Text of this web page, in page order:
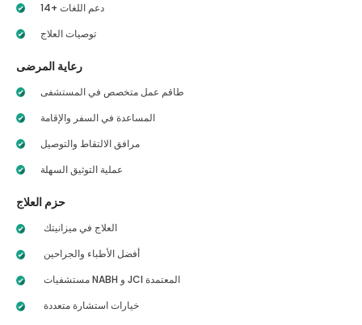
14+ دعم اللغات
توصيات العلاج
رعاية المرضى
طاقم عمل متخصص في المستشفى
المساعدة في السفر والإقامة
مرافق الالتقاط والتوصيل
عملية التوثيق السهلة
حزم العلاج
العلاج في ميزانيتك
أفضل الأطباء والجراحين
مستشفيات NABH و JCI المعتمدة
خيارات استشارة متعددة